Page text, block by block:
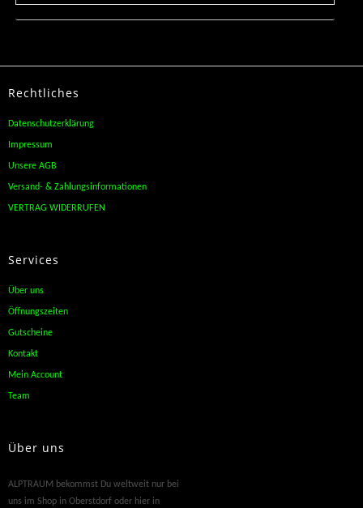
Rechtliches
Datenschutzerklärung
Impressum
Unsere AGB
Versand- & Zahlungsinformationen
VERTRAG WIDERRUFEN
Services
Über uns
Öffnungszeiten
Gutscheine
Kontakt
Mein Account
Team
Über uns
ALPTRAUM bekommst Du weltweit nur bei
uns im Shop in Oberstdorf oder hier in